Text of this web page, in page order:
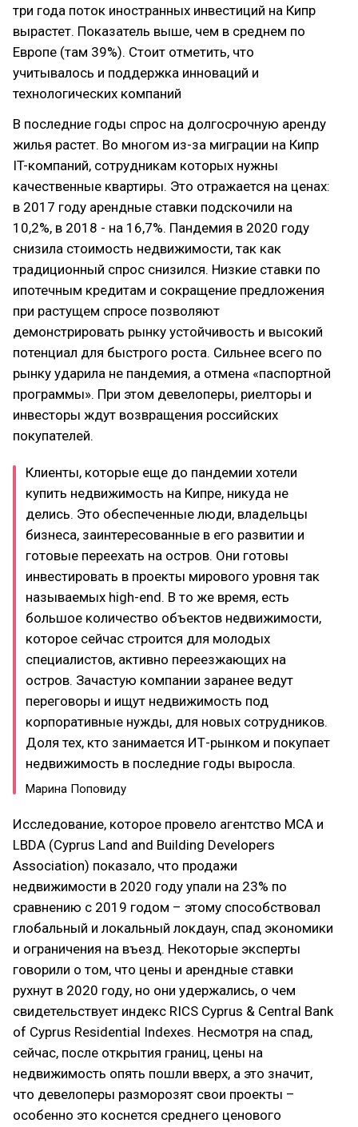
три года поток иностранных инвестиций на Кипр
вырастет. Показатель выше, чем в среднем по
Европе (там 39%). Стоит отметить, что
учитывалось и поддержка инноваций и
технологических компаний
В последние годы спрос на долгосрочную аренду
жилья растет. Во многом из-за миграции на Кипр
IT-компаний, сотрудникам которых нужны
качественные квартиры. Это отражается на ценах:
в 2017 году арендные ставки подскочили на
10,2%, в 2018 - на 16,7%. Пандемия в 2020 году
снизила стоимость недвижимости, так как
традиционный спрос снизился. Низкие ставки по
ипотечным кредитам и сокращение предложения
при растущем спросе позволяют
демонстрировать рынку устойчивость и высокий
потенциал для быстрого роста. Сильнее всего по
рынку ударила не пандемия, а отмена «паспортной
программы». При этом девелоперы, риелторы и
инвесторы ждут возвращения российских
покупателей.
Клиенты, которые еще до пандемии хотели
купить недвижимость на Кипре, никуда не
делись. Это обеспеченные люди, владельцы
бизнеса, заинтересованные в его развитии и
готовые переехать на остров. Они готовы
инвестировать в проекты мирового уровня так
называемых high-end. В то же время, есть
большое количество объектов недвижимости,
которое сейчас строится для молодых
специалистов, активно переезжающих на
остров. Зачастую компании заранее ведут
переговоры и ищут недвижимость под
корпоративные нужды, для новых сотрудников.
Доля тех, кто занимается ИТ-рынком и покупает
недвижимость в последние годы выросла.
Марина Поповиду
Исследование, которое провело агентство MCA и
LBDA (Cyprus Land and Building Developers
Association) показало, что продажи
недвижимости в 2020 году упали на 23% по
сравнению с 2019 годом – этому способствовал
глобальный и локальный локдаун, спад экономики
и ограничения на въезд. Некоторые эксперты
говорили о том, что цены и арендные ставки
рухнут в 2020 году, но они удержались, о чем
свидетельствует индекс RICS Cyprus & Central Bank
of Cyprus Residential Indexes. Несмотря на спад,
сейчас, после открытия границ, цены на
недвижимость опять пошли вверх, а это значит,
что девелоперы разморозят свои проекты –
особенно это коснется среднего ценового